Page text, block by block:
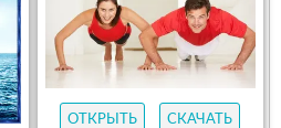
ОТКРЫТЬ СКАЧАТЬ